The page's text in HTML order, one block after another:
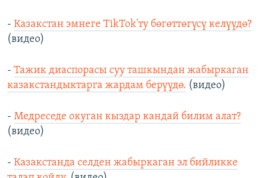
- Казакстан эмнеге TikTok'ту бөгөттөгүсү келүүдө?
(видео)
- Тажик диаспорасы суу ташкындан жабыркаган
казакстандыктарга жардам берүүдө. (видео)
- Медреседе окуган кыздар кандай билим алат?
(видео)
- Казакстанда селден жабыркаган эл бийликке